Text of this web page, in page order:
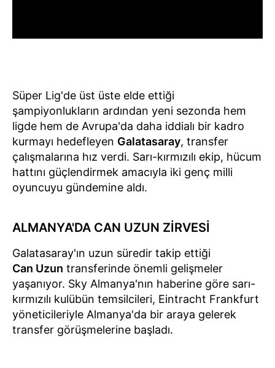
Süper Lig'de üst üste elde ettiği
şampiyonlukların ardından yeni sezonda hem
ligde hem de Avrupa'da daha iddialı bir kadro
kurmayı hedefleyen Galatasaray, transfer
çalışmalarına hız verdi. Sarı-kırmızılı ekip, hücum
hattını güçlendirmek amacıyla iki genç milli
oyuncuyu gündemine aldı.
ALMANYA'DA CAN UZUN ZİRVESİ
Galatasaray'ın uzun süredir takip ettiği
Can Uzun transferinde önemli gelişmeler
yaşanıyor. Sky Almanya'nın haberine göre sarı-
kırmızılı kulübün temsilcileri, Eintracht Frankfurt
yöneticileriyle Almanya'da bir araya gelerek
transfer görüşmelerine başladı.